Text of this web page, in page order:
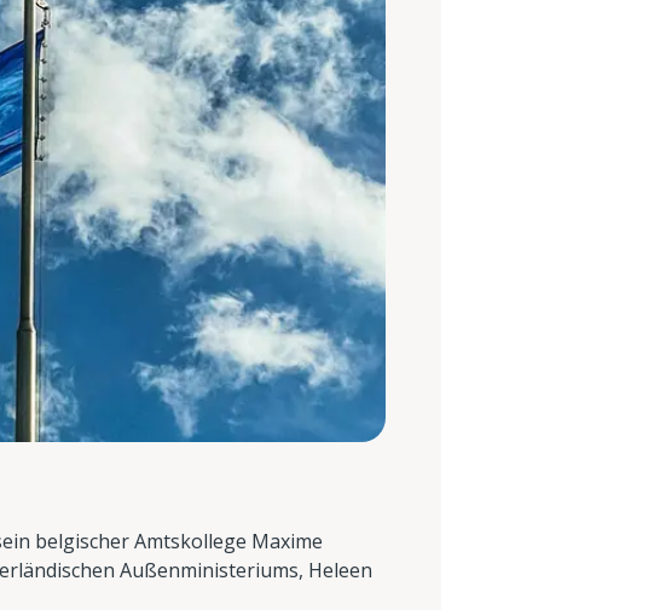
belgischer Amtskollege Maxime
Außenministeriums, Heleen